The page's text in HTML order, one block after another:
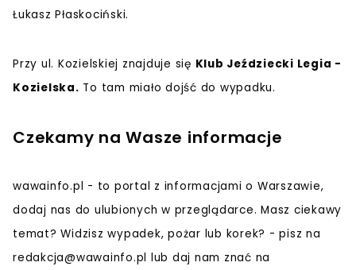
Łukasz Płaskociński.
Przy ul. Kozielskiej znajduje się Klub Jeździecki Legia -
Kozielska. To tam miało dojść do wypadku.
Czekamy na Wasze informacje
wawainfo.pl - to portal z informacjami o Warszawie,
dodaj nas do ulubionych w przeglądarce. Masz ciekawy
temat? Widzisz wypadek, pożar lub korek? - pisz na
redakcja@wawainfo.pl lub daj nam znać na